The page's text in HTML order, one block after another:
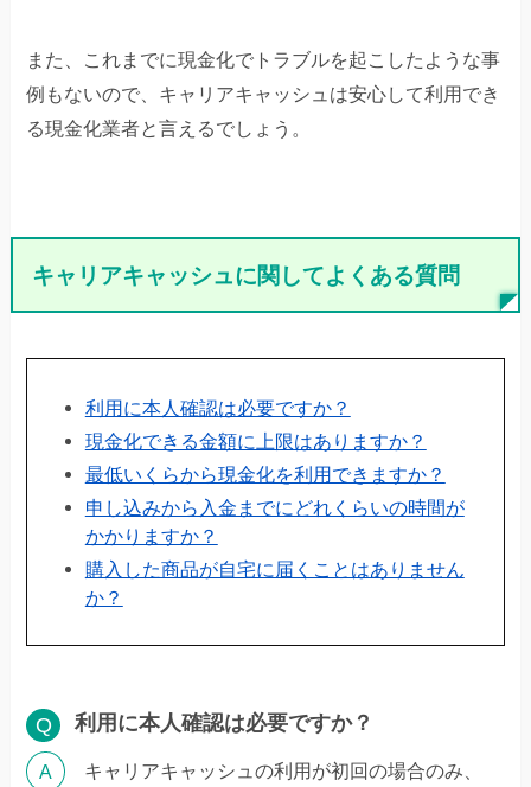
また、これまでに現金化でトラブルを起こしたような事
例もないので、キャリアキャッシュは安心して利用でき
る現金化業者と言えるでしょう。
キャリアキャッシュに関してよくある質問
利用に本人確認は必要ですか？
現金化できる金額に上限はありますか？
最低いくらから現金化を利用できますか？
申し込みから入金までにどれくらいの時間が
かかりますか？
購入した商品が自宅に届くことはありません
か？
利用に本人確認は必要ですか？
キャリアキャッシュの利用が初回の場合のみ、